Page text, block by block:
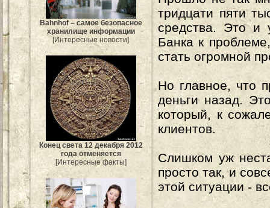
Bahnhof – самое безопасное
хранилище информации
[Интересные новости]
Конец света 12 декабря 2012
года отменяется
[Интересные факты]
тридцати пяти
средства. Это и
Банка к
стать огромной
Но главное, что
деньги назад.
который, к
клиентов.
Слишком уж
просто так, и
этой ситуации -